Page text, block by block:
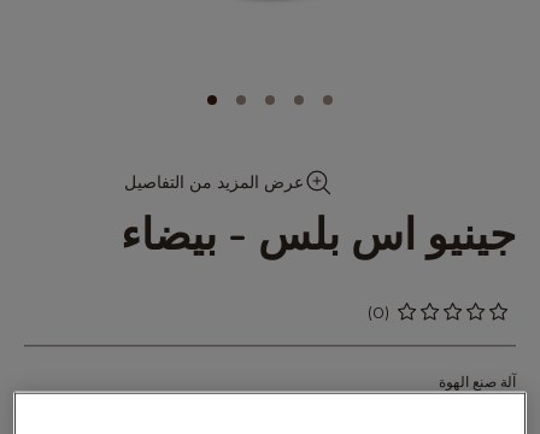
معرض
عرض المزيد من التفاصيل
جينيو اس بلس - بيضاء
of
(0)
آلة صنع الهوة